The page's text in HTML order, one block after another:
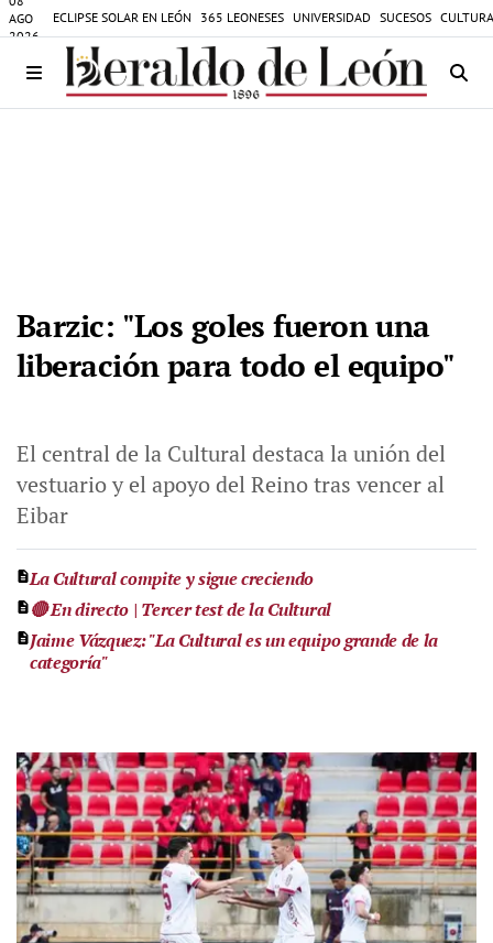
AGO
2026
ECLIPSE SOLAR EN LEÓN 365 LEONESES UNIVERSIDAD SUCESOS
Barzic: "Los goles fueron una
liberación para todo el equipo"
El central de la Cultural destaca la unión del
vestuario y el apoyo del Reino tras vencer al
Eibar
La Cultural compite y sigue creciendo
🔴 En directo | Tercer test de la Cultural
Jaime Vázquez: "La Cultural es un equipo grande de la
categoría"